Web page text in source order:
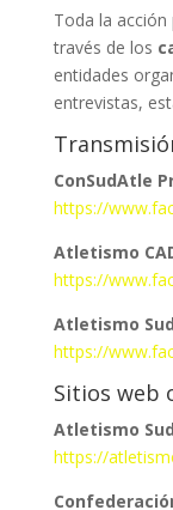
Toda la acción
través de los
entidades
entrevistas,
ConSudAtle
https://
Atletismo
https://
Atletismo
https://
Sitios web
Atletismo
https://